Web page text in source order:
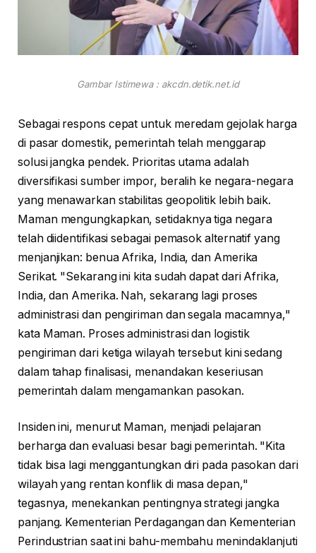
Gambar Istimewa : akcdn.detik.net.id
Sebagai respons cepat untuk meredam gejolak harga
di pasar domestik, pemerintah telah menggarap
solusi jangka pendek. Prioritas utama adalah
diversifikasi sumber impor, beralih ke negara-negara
yang menawarkan stabilitas geopolitik lebih baik.
Maman mengungkapkan, setidaknya tiga negara
telah diidentifikasi sebagai pemasok alternatif yang
menjanjikan: benua Afrika, India, dan Amerika
Serikat. "Sekarang ini kita sudah dapat dari Afrika,
India, dan Amerika. Nah, sekarang lagi proses
administrasi dan pengiriman dan segala macamnya,"
kata Maman. Proses administrasi dan logistik
pengiriman dari ketiga wilayah tersebut kini sedang
dalam tahap finalisasi, menandakan keseriusan
pemerintah dalam mengamankan pasokan.
Insiden ini, menurut Maman, menjadi pelajaran
berharga dan evaluasi besar bagi pemerintah. "Kita
tidak bisa lagi menggantungkan diri pada pasokan dari
wilayah yang rentan konflik di masa depan,"
tegasnya, menekankan pentingnya strategi jangka
panjang. Kementerian Perdagangan dan Kementerian
Perindustrian saat ini bahu-membahu menindaklanjuti